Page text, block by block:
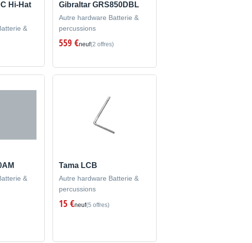
Hi-Hat
&
Gibraltar GRS850DBL
Autre hardware Batterie &
percussions
559 €neuf(2 offres)
&
Tama LCB
Autre hardware Batterie &
percussions
15 €neuf(5 offres)